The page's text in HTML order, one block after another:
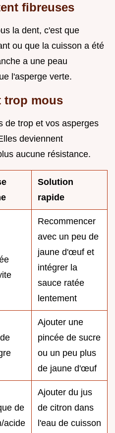
fibreuses
la dent, c'est que
ou que la cuisson a été
a une peau
l'asperge verte.
trop mous
de trop et vos asperges
deviennent
aucune résistance.
Solution
rapide
Recommencer
avec un peu de
jaune d'œuf et
intégrer la
sauce ratée
lentement
Ajouter une
pincée de sucre
ou un peu plus
de jaune d'œuf
de
acide
Ajouter du jus
de citron dans
l'eau de cuisson